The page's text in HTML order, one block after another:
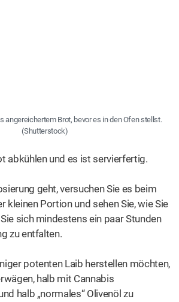
angereichertem Brot, bevor es in den Ofen stellst.
(Shutterstock)
abkühlen und es ist servierfertig.
geht, versuchen Sie es beim
kleinen Portion und sehen Sie, wie Sie
sich mindestens ein paar Stunden
zu entfalten.
potenten Laib herstellen möchten,
halb mit Cannabis
halb „normales“ Olivenöl zu